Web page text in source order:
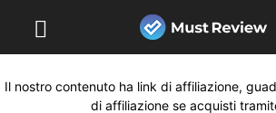
Il nostro contenuto ha link di affiliazione,
di affiliazione se acquisti